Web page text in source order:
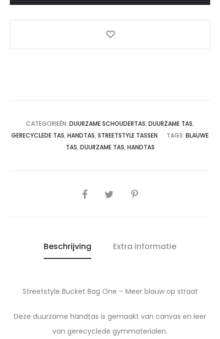
CATEGORIEËN: DUURZAME SCHOUDERTAS, DUURZAME TAS,
GERECYCLEDE TAS, HANDTAS, STREETSTYLE TASSEN TAGS: BLAUWE
TAS, DUURZAME TAS, HANDTAS
SHARE
Beschrijving Extra informatie
Streetstyle Bucket Bag One – Meer blauw op straat
Deze duurzame handtas is gemaakt van canvas en leer
van gerecyclede gymmaterialen.